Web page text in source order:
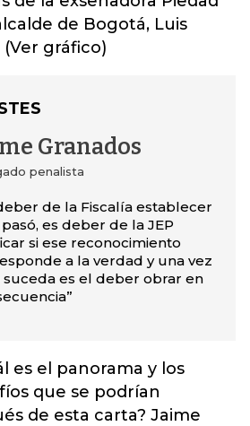
de Bogotá, Luis
gráfico)
Granados
penalista
de la Fiscalía establecer
es deber de la JEP
si ese reconocimiento
a la verdad y una vez
suceda es el deber obrar en
es el panorama y los
que se podrían
de esta carta? Jaime